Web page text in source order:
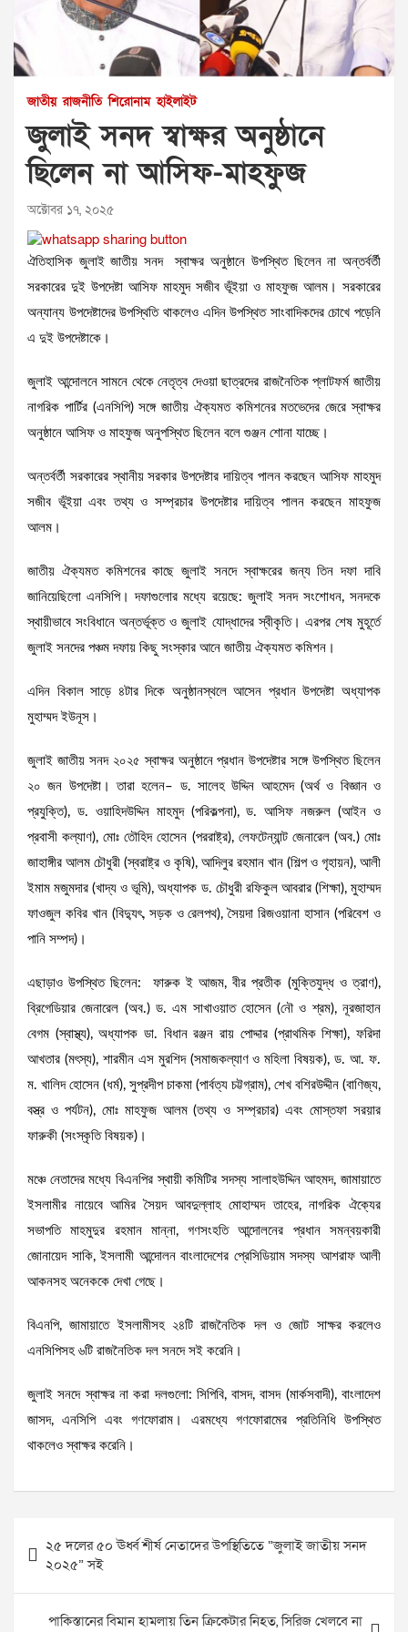
জাতীয় রাজনীতি শিরোনাম হাইলাইট
জুলাই সনদ স্বাক্ষর অনুষ্ঠানে
ছিলেন না আসিফ-মাহফুজ
অক্টোবর ১৭, ২০২৫
ঐতিহাসিক জুলাই জাতীয় সনদ স্বাক্ষর অনুষ্ঠানে উপস্থিত ছিলেন না অন্তর্বর্তী
সরকারের দুই উপদেষ্টা আসিফ মাহমুদ সজীব ভূঁইয়া ও মাহফুজ আলম। সরকারের
অন্যান্য উপদেষ্টাদের উপস্থিতি থাকলেও এদিন উপস্থিত সাংবাদিকদের চোখে পড়েনি
এ দুই উপদেষ্টাকে।
জুলাই আন্দোলনে সামনে থেকে নেতৃত্ব দেওয়া ছাত্রদের রাজনৈতিক প্লাটফর্ম জাতীয়
নাগরিক পার্টির (এনসিপি) সঙ্গে জাতীয় ঐক্যমত কমিশনের মতভেদের জেরে স্বাক্ষর
অনুষ্ঠানে আসিফ ও মাহফুজ অনুপস্থিত ছিলেন বলে গুঞ্জন শোনা যাচ্ছে।
অন্তর্বর্তী সরকারের স্থানীয় সরকার উপদেষ্টার দায়িত্ব পালন করছেন আসিফ মাহমুদ
সজীব ভূঁইয়া এবং তথ্য ও সম্প্রচার উপদেষ্টার দায়িত্ব পালন করছেন মাহফুজ
আলম।
জাতীয় ঐক্যমত কমিশনের কাছে জুলাই সনদে স্বাক্ষরের জন্য তিন দফা দাবি
জানিয়েছিলো এনসিপি। দফাগুলোর মধ্যে রয়েছে: জুলাই সনদ সংশোধন, সনদকে
স্থায়ীভাবে সংবিধানে অন্তর্ভূক্ত ও জুলাই যোদ্ধাদের স্বীকৃতি। এরপর শেষ মুহূর্তে
জুলাই সনদের পঞ্চম দফায় কিছু সংস্কার আনে জাতীয় ঐক্যমত কমিশন।
এদিন বিকাল সাড়ে ৪টার দিকে অনুষ্ঠানস্থলে আসেন প্রধান উপদেষ্টা অধ্যাপক
মুহাম্মদ ইউনূস।
জুলাই জাতীয় সনদ ২০২৫ স্বাক্ষর অনুষ্ঠানে প্রধান উপদেষ্টার সঙ্গে উপস্থিত ছিলেন
২০ জন উপদেষ্টা। তারা হলেন– ড. সালেহ উদ্দিন আহমেদ (অর্থ ও বিজ্ঞান ও
প্রযুক্তি), ড. ওয়াহিদউদ্দিন মাহমুদ (পরিকল্পনা), ড. আসিফ নজরুল (আইন ও
প্রবাসী কল্যাণ), মোঃ তৌহিদ হোসেন (পররাষ্ট্র), লেফটেন্যান্ট জেনারেল (অব.) মোঃ
জাহাঙ্গীর আলম চৌধুরী (স্বরাষ্ট্র ও কৃষি), আদিলুর রহমান খান (শিল্প ও গৃহায়ন), আলী
ইমাম মজুমদার (খাদ্য ও ভূমি), অধ্যাপক ড. চৌধুরী রফিকুল আবরার (শিক্ষা), মুহাম্মদ
ফাওজুল কবির খান (বিদ্যুৎ, সড়ক ও রেলপথ), সৈয়দা রিজওয়ানা হাসান (পরিবেশ ও
পানি সম্পদ)।
এছাড়াও উপস্থিত ছিলেন: ফারুক ই আজম, বীর প্রতীক (মুক্তিযুদ্ধ ও ত্রাণ),
ব্রিগেডিয়ার জেনারেল (অব.) ড. এম সাখাওয়াত হোসেন (নৌ ও শ্রম), নূরজাহান
বেগম (স্বাস্থ্য), অধ্যাপক ডা. বিধান রঞ্জন রায় পোদ্দার (প্রাথমিক শিক্ষা), ফরিদা
আখতার (মৎস্য), শারমীন এস মুরশিদ (সমাজকল্যাণ ও মহিলা বিষয়ক), ড. আ. ফ.
ম. খালিদ হোসেন (ধর্ম), সুপ্রদীপ চাকমা (পার্বত্য চট্টগ্রাম), শেখ বশিরউদ্দীন (বাণিজ্য,
বস্ত্র ও পর্যটন), মোঃ মাহফুজ আলম (তথ্য ও সম্প্রচার) এবং মোস্তফা সরয়ার
ফারুকী (সংস্কৃতি বিষয়ক)।
মঞ্চে নেতাদের মধ্যে বিএনপির স্থায়ী কমিটির সদস্য সালাহউদ্দিন আহমদ, জামায়াতে
ইসলামীর নায়েবে আমির সৈয়দ আবদুল্লাহ মোহাম্মদ তাহের, নাগরিক ঐক্যের
সভাপতি মাহমুদুর রহমান মান্না, গণসংহতি আন্দোলনের প্রধান সমন্বয়কারী
জোনায়েদ সাকি, ইসলামী আন্দোলন বাংলাদেশের প্রেসিডিয়াম সদস্য আশরাফ আলী
আকনসহ অনেককে দেখা গেছে।
বিএনপি, জামায়াতে ইসলামীসহ ২৪টি রাজনৈতিক দল ও জোট সাক্ষর করলেও
এনসিপিসহ ৬টি রাজনৈতিক দল সনদে সই করেনি।
জুলাই সনদে স্বাক্ষর না করা দলগুলো: সিপিবি, বাসদ, বাসদ (মার্কসবাদী), বাংলাদেশ
জাসদ, এনসিপি এবং গণফোরাম। এরমধ্যে গণফোরামের প্রতিনিধি উপস্থিত
থাকলেও স্বাক্ষর করেনি।
navigation
২৫ দলের ৫০ ঊর্ধ্ব শীর্ষ নেতাদের উপস্থিতিতে “জুলাই জাতীয় সনদ
২০২৫” সই
পাকিস্তানের বিমান হামলায় তিন ক্রিকেটার নিহত, সিরিজ খেলবে না